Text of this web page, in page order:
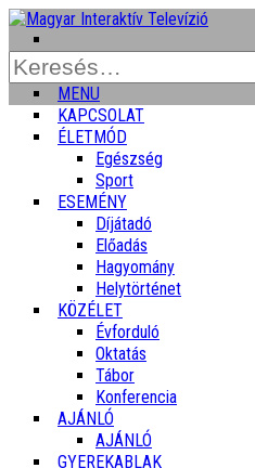
Keresés:
MENU
KAPCSOLAT
ÉLETMÓD
Egészség
Sport
ESEMÉNY
Díjátadó
Előadás
Hagyomány
Helytörténet
KÖZÉLET
Évforduló
Oktatás
Tábor
Konferencia
AJÁNLÓ
AJÁNLÓ
GYEREKABLAK